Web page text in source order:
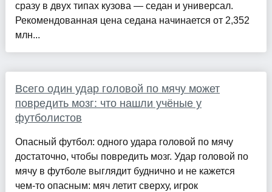
сразу в двух типах кузова — седан и универсал.
Рекомендованная цена седана начинается от 2,352
млн...
Всего один удар головой по мячу может
повредить мозг: что нашли учёные у
футболистов
Опасный футбол: одного удара головой по мячу
достаточно, чтобы повредить мозг. Удар головой по
мячу в футболе выглядит буднично и не кажется
чем-то опасным: мяч летит сверху, игрок